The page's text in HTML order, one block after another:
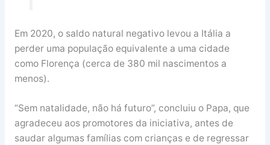
Em 2020, o saldo natural negativo levou a Itália a
perder uma população equivalente a uma cidade
como Florença (cerca de 380 mil nascimentos a
menos).
“Sem natalidade, não há futuro”, concluiu o Papa, que
agradeceu aos promotores da iniciativa, antes de
saudar algumas famílias com crianças e de regressar